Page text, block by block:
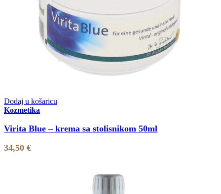
Dodaj u košaricu
Kozmetika
Virita Blue – krema sa stolisnikom 50ml
34,50 €